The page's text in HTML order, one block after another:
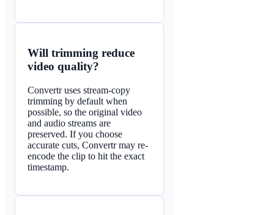
Will trimming reduce
video quality?
Convertr uses stream-copy
trimming by default when
possible, so the original video
and audio streams are
preserved. If you choose
accurate cuts, Convertr may re-
encode the clip to hit the exact
timestamp.